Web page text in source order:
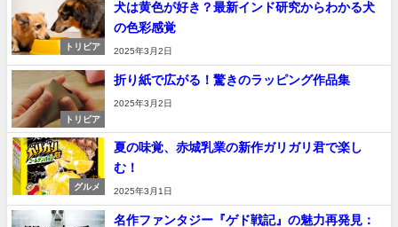
トリビア
犬は黄色が好き？最新インド研究からわかる犬
の色彩感覚
2025年3月2日
トリビア
折り紙で広がる！驚きのラッピング作品集
2025年3月2日
グルメ
夏の味覚、赤城乳業の新作ガリガリ君で楽し
む！
2025年3月1日
名作ファンタジー『ゲド戦記』の魅力再発見：